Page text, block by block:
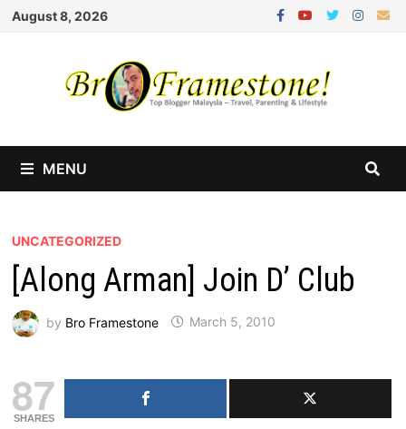
Skip
August 8, 2026
MENU
UNCATEGORIZED
[Along Arman] Join D’ Club
by Bro Framestone March 5, 2010
87
SHARES